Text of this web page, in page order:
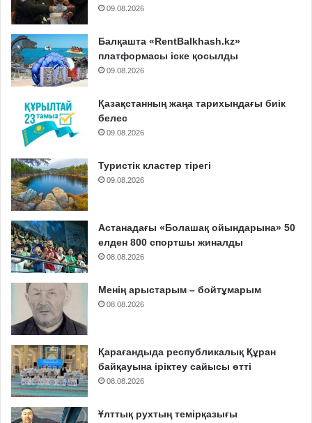
09.08.2026
Балқашта «RentBalkhash.kz»
платформасы іске қосылды
09.08.2026
Қазақстанның жаңа тарихындағы биік
белес
09.08.2026
Туристік кластер тірегі
09.08.2026
Астанадағы «Болашақ ойындарына» 50
елден 800 спортшы жиналды
08.08.2026
Менің арыстарым – бойтұмарым
08.08.2026
Қарағандыда республикалық Құран
байқауына іріктеу сайысы өтті
08.08.2026
Ұлттық рухтың темірқазығы